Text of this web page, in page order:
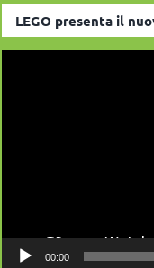
LEGO presenta il
00:00